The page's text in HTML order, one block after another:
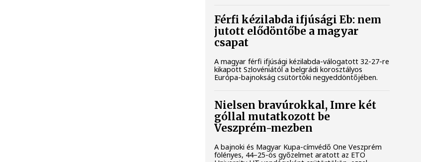
Férfi kézilabda ifjúsági Eb: nem
jutott elődöntőbe a magyar
csapat
A magyar férfi ifjúsági kézilabda-válogatott 32-27-re
kikapott Szlovéniától a belgrádi korosztályos
Európa-bajnokság csütörtöki negyeddöntőjében.
Nielsen bravúrokkal, Imre két
góllal mutatkozott be
Veszprém-mezben
A bajnoki és Magyar Kupa-címvédő One Veszprém
fölényes, 44–25-ös győzelmet aratott az ETO